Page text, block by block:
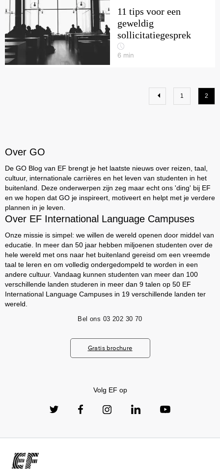
11 tips voor een
geweldig
sollicitatiegesprek
6 min
1 2
Over GO
De GO Blog van EF brengt je het laatste nieuws over reizen, taal,
cultuur, internationale carrières en het leven van studenten in het
buitenland. Deze onderwerpen zijn zeg maar echt ons 'ding' bij EF
en we hopen dat GO je inspireert, motiveert en helpt met je verdere
plannen in je leven.
Over EF International Language Campuses
Onze missie is simpel: we willen de wereld openen door middel van
educatie. In meer dan 50 jaar hebben miljoenen studenten over de
hele wereld met ons naar het buitenland gereisd om een vreemde
taal te leren en om volledig ondergedompeld te worden in een
andere cultuur. Vandaag kunnen studenten van meer dan 100
verschillende landen studeren in meer dan 9 talen op 50 EF
International Language Campuses in 19 verschillende landen ter
wereld.
Bel ons 03 202 30 70
Gratis brochure
Volg EF op